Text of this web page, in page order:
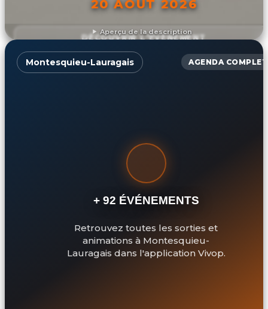
Aperçu de la description
20 AOÛT 2026
DÉCOUVRIR L'ÉVÉNEMENT
Montesquieu-Lauragais AGENDA COMPLET
+ 92 ÉVÉNEMENTS
Retrouvez toutes les sorties et
animations à Montesquieu-
Lauragais dans l'application Vivop.